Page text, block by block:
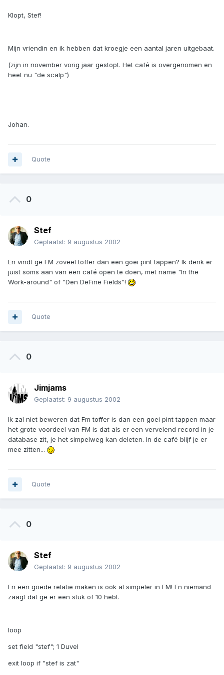
Klopt, Stef!
Mijn vriendin en ik hebben dat kroegje een aantal jaren uitgebaat.
(zijn in november vorig jaar gestopt. Het café is overgenomen en
heet nu "de scalp")
Johan.
Quote
0
Stef
Geplaatst: 9 augustus 2002
En vindt ge FM zoveel toffer dan een goei pint tappen? Ik denk er
juist soms aan van een café open te doen, met name "In the
Work-around" of "Den DeFine Fields"!
Quote
0
Jimjams
Geplaatst: 9 augustus 2002
Ik zal niet beweren dat Fm toffer is dan een goei pint tappen maar
het grote voordeel van FM is dat als er een vervelend record in je
database zit, je het simpelweg kan deleten. In de café blijf je er
mee zitten...
Quote
0
Stef
Geplaatst: 9 augustus 2002
En een goede relatie maken is ook al simpeler in FM! En niemand
zaagt dat ge er een stuk of 10 hebt.
loop
set field "stef"; 1 Duvel
exit loop if "stef is zat"